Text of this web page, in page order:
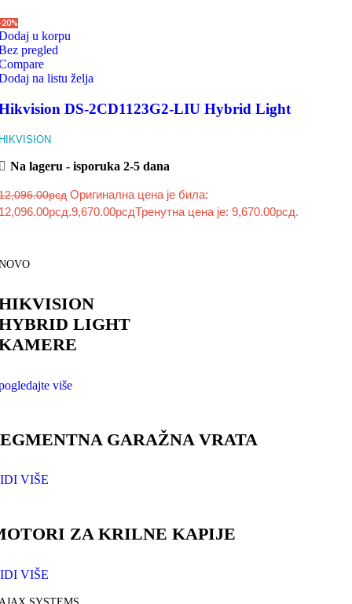
u korpu
pregled
na listu želja
DS-2CD1123G2-LIU Hybrid Light
Na lageru - isporuka 2-5 dana
рсд Оригинална цена је била:
9,670.00рсдТренутна цена је: 9,670.00рсд.
LIGHT
više
GARAŽNA VRATA
VIŠE
ZA KRILNE KAPIJE
VIŠE